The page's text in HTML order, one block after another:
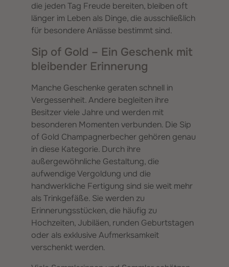
die jeden Tag Freude bereiten, bleiben oft
länger im Leben als Dinge, die ausschließlich
für besondere Anlässe bestimmt sind.
Sip of Gold – Ein Geschenk mit
bleibender Erinnerung
Manche Geschenke geraten schnell in
Vergessenheit. Andere begleiten ihre
Besitzer viele Jahre und werden mit
besonderen Momenten verbunden. Die Sip
of Gold Champagnerbecher gehören genau
in diese Kategorie. Durch ihre
außergewöhnliche Gestaltung, die
aufwendige Vergoldung und die
handwerkliche Fertigung sind sie weit mehr
als Trinkgefäße. Sie werden zu
Erinnerungsstücken, die häufig zu
Hochzeiten, Jubiläen, runden Geburtstagen
oder als exklusive Aufmerksamkeit
verschenkt werden.